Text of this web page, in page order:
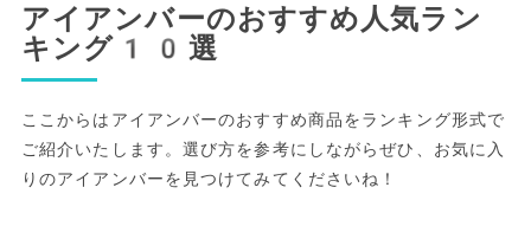
アイアンバーのおすすめ人気ラン
キング10選
ここからはアイアンバーのおすすめ商品をランキング形式で
ご紹介いたします。選び方を参考にしながらぜひ、お気に入
りのアイアンバーを見つけてみてくださいね！